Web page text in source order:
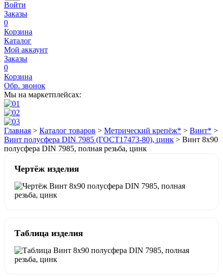
Войти
Заказы
0
Корзина
Каталог
Мой аккаунт
Заказы
0
Корзина
Обр. звонок
Мы на маркетплейсах:
Главная > Каталог товаров > Метрический крепёж* > Винт* >
Винт полусфера DIN 7985 (ГОСТ17473-80), цинк > Винт 8х90
полусфера DIN 7985, полная резьба, цинк
Чертёж изделия
Таблица изделия